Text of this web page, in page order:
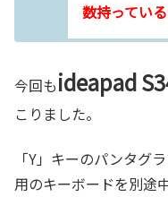
数持ってい
今回もideapad
こりました。
「Y」キーのパンタグ
用のキーボードを別途